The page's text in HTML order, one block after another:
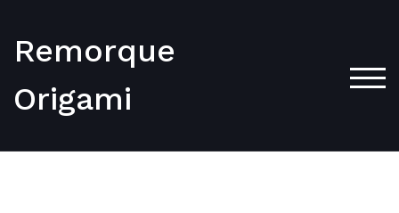
content
Remorque
Origami